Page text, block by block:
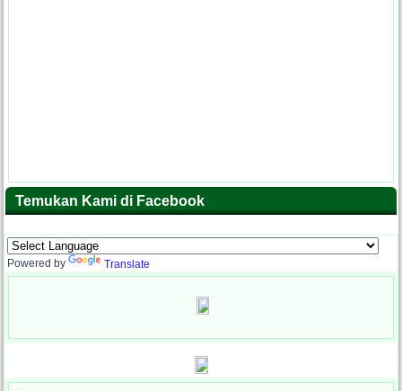
Temukan Kami di Facebook
Powered by Translate